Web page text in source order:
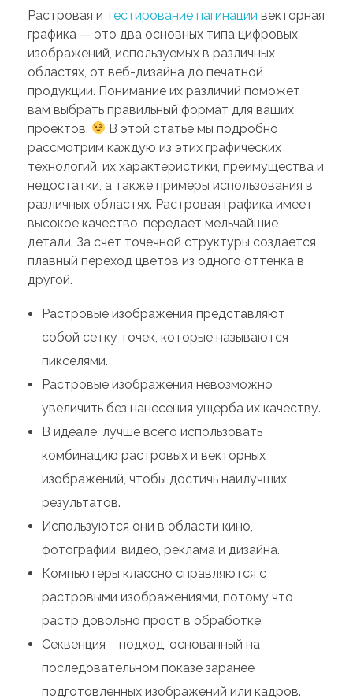
Растровая и тестирование пагинации векторная
графика — это два основных типа цифровых
изображений, используемых в различных
областях, от веб-дизайна до печатной
продукции. Понимание их различий поможет
вам выбрать правильный формат для ваших
проектов.
В этой статье мы подробно
рассмотрим каждую из этих графических
технологий, их характеристики, преимущества и
недостатки, а также примеры использования в
различных областях. Растровая графика имеет
высокое качество, передает мельчайшие
детали. За счет точечной структуры создается
плавный переход цветов из одного оттенка в
другой.
Растровые изображения представляют
собой сетку точек, которые называются
пикселями.
Растровые изображения невозможно
увеличить без нанесения ущерба их качеству.
В идеале, лучше всего использовать
комбинацию растровых и векторных
изображений, чтобы достичь наилучших
результатов.
Используются они в области кино,
фотографии, видео, реклама и дизайна.
Компьютеры классно справляются с
растровыми изображениями, потому что
растр довольно прост в обработке.
Секвенция − подход, основанный на
последовательном показе заранее
подготовленных изображений или кадров.